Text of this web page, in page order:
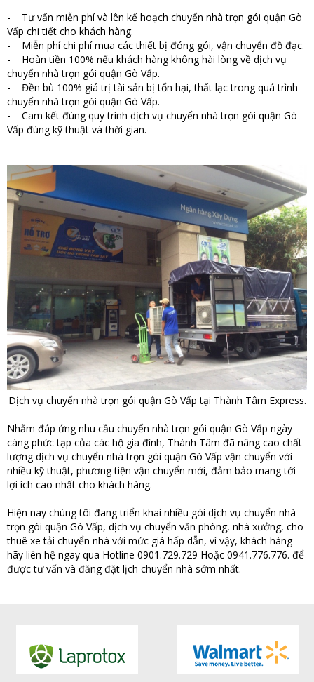
- Tư vấn miễn phí và lên kế hoạch chuyển nhà trọn gói quận Gò
Vấp chi tiết cho khách hàng.
- Miễn phí chi phí mua các thiết bị đóng gói, vận chuyển đồ đạc.
- Hoàn tiền 100% nếu khách hàng không hài lòng về dịch vụ
chuyển nhà trọn gói quận Gò Vấp.
- Đền bù 100% giá trị tài sản bị tổn hại, thất lạc trong quá trình
chuyển nhà trọn gói quận Gò Vấp.
- Cam kết đúng quy trình dịch vụ chuyển nhà trọn gói quận Gò
Vấp đúng kỹ thuật và thời gian.
Dịch vụ chuyển nhà trọn gói quận Gò Vấp tại Thành Tâm Express.
Nhằm đáp ứng nhu cầu chuyển nhà trọn gói quận Gò Vấp ngày
càng phức tạp của các hộ gia đình, Thành Tâm đã nâng cao chất
lượng dịch vụ chuyển nhà trọn gói quận Gò Vấp vận chuyển với
nhiều kỹ thuật, phương tiện vận chuyển mới, đảm bảo mang tới
lợi ích cao nhất cho khách hàng.
Hiện nay chúng tôi đang triển khai nhiều gói dịch vụ chuyển nhà
trọn gói quận Gò Vấp, dịch vụ chuyển văn phòng, nhà xưởng, cho
thuê xe tải chuyển nhà với mức giá hấp dẫn, vì vậy, khách hàng
hãy liên hệ ngay qua Hotline 0901.729.729 Hoặc 0941.776.776. để
được tư vấn và đăng đặt lịch chuyển nhà sớm nhất.